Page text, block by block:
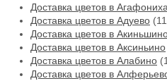
Доставка цветов в Агафониха
Доставка цветов в Адуево
Доставка цветов в
Доставка цветов в Аксиньино
Доставка цветов в Алабино
Доставка цветов в